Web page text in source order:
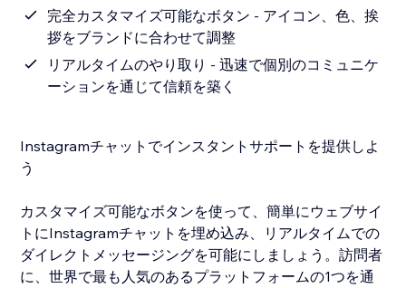
完全カスタマイズ可能なボタン - アイコン、色、挨
拶をブランドに合わせて調整
リアルタイムのやり取り - 迅速で個別のコミュニケ
ーションを通じて信頼を築く
Instagramチャットでインスタントサポートを提供しよ
う
カスタマイズ可能なボタンを使って、簡単にウェブサイ
トにInstagramチャットを埋め込み、リアルタイムでの
ダイレクトメッセージングを可能にしましょう。訪問者
に、世界で最も人気のあるプラットフォームの1つを通